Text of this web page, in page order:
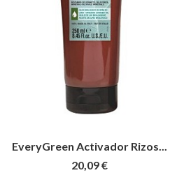
EveryGreen Activador Rizos...
20,09 €